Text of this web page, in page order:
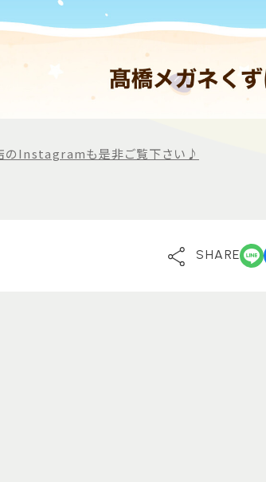
のInstagramも是非ご覧下さい♪
SHARE